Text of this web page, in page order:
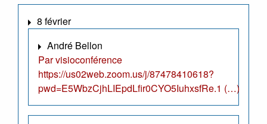
8 février
André Bellon
Par visioconférence
https://us02web.zoom.us/j/87478410618?
pwd=E5WbzCjhLIEpdLfir0CYO5IuhxsfRe.1 (…)